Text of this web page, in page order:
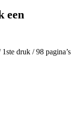
een
druk / 98 pagina’s